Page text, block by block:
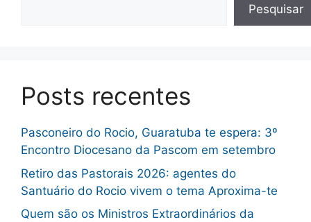
Pesquisar
Posts recentes
Pasconeiro do Rocio, Guaratuba te espera: 3º
Encontro Diocesano da Pascom em setembro
Retiro das Pastorais 2026: agentes do
Santuário do Rocio vivem o tema Aproxima-te
Quem são os Ministros Extraordinários da